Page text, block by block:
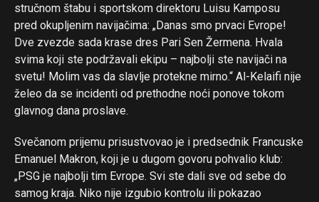
stručnom štabu i sportskom direktoru Luisu Kamposu
pred okupljenim navijačima: „Danas smo prvaci Evrope!
Dve zvezde sada krase dres Pari Sen Žermena. Hvala
svima koji ste podržavali ekipu – najbolji ste navijači na
svetu! Molim vas da slavlje protekne mirno.“ Al-Kelaifi nije
želeo da se incidenti od prethodne noći ponove tokom
glavnog dana proslave.
Svečanom prijemu prisustvovao je i predsednik Francuske
Emanuel Makron, koji je u dugom govoru pohvalio klub:
„PSG je najbolji tim Evrope. Svi ste dali sve od sebe do
samog kraja. Niko nije izgubio kontrolu ili pokazao
Whatsapp
Email